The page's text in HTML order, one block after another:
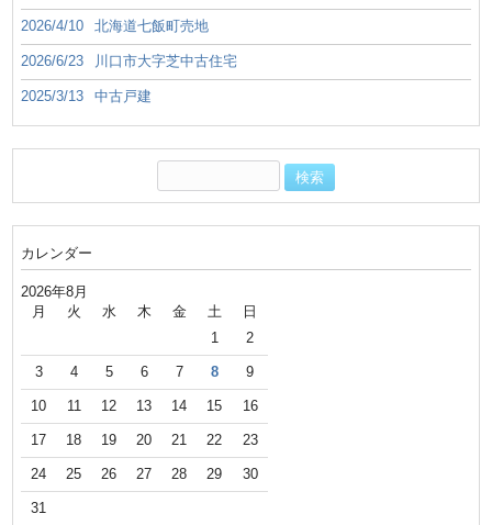
2026/4/10 北海道七飯町売地
2026/6/23 川口市大字芝中古住宅
2025/3/13 中古戸建
カレンダー
2026年8月
月 火 水 木 金 土
日
1
2
3 4 5 6 7 8 9
10 11 12 13 14 15 16
17 18 19 20 21 22 23
24 25 26 27 28 29 30
31